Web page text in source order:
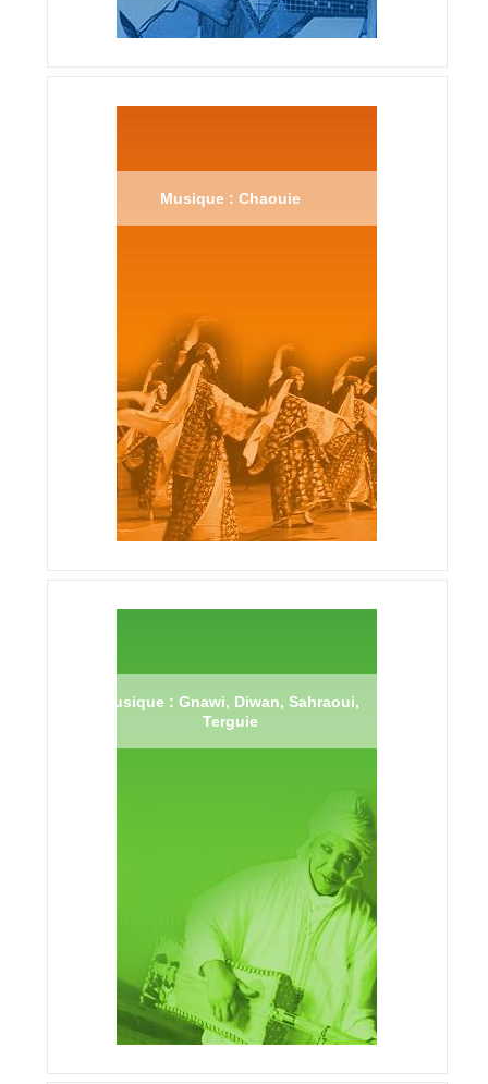
Musique : Chaouie
Musique : Gnawi, Diwan, Sahraoui,
Terguie